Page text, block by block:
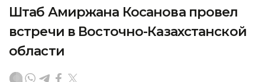
Штаб Амиржана Косанова провел
встречи в Восточно-Казахстанской
области